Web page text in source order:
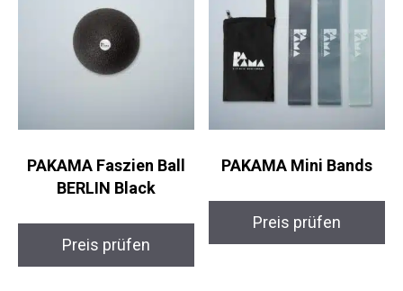
PAKAMA Faszien Ball
BERLIN Black
Preis prüfen
PAKAMA Mini Bands
Preis prüfen